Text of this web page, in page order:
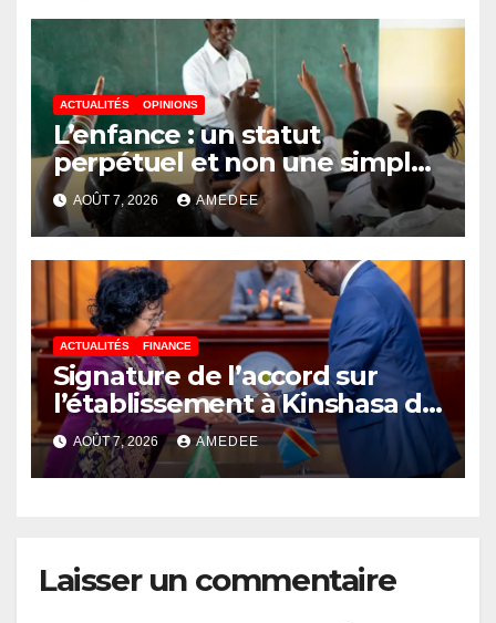
RDC, destination phare de
l’investissement en Afrique
ACTUALITÉS OPINIONS
L’enfance : un statut
perpétuel et non une simple
étape de la vie
AOÛT 7, 2026 AMEDEE
ACTUALITÉS FINANCE
Signature de l’accord sur
l’établissement à Kinshasa du
bureau-pays de l’Agence de
développement de l’Union
africaine–Nouveau
(AUDA-NEPAD)
AOÛT 7, 2026 AMEDEE
Laisser un commentaire